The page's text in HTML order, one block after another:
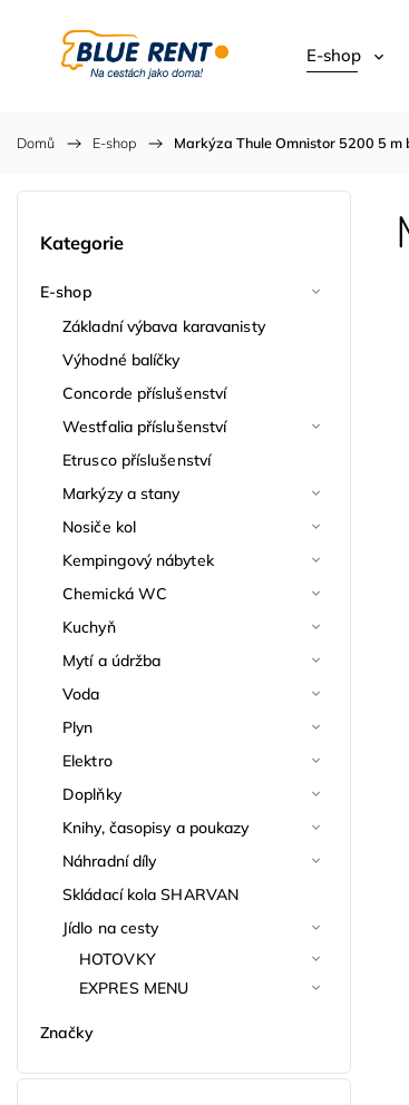
E-shop
Domů / E-shop / Markýza Thule Omnistor 5200 5 m
Kategorie
E-shop
Základní výbava karavanisty
Výhodné balíčky
Concorde příslušenství
Westfalia příslušenství
Etrusco příslušenství
Markýzy a stany
Nosiče kol
Kempingový nábytek
Chemická WC
Kuchyň
Mytí a údržba
Voda
Plyn
Elektro
Doplňky
Knihy, časopisy a poukazy
Náhradní díly
Skládací kola SHARVAN
Jídlo na cesty
HOTOVKY
EXPRES MENU
Značky